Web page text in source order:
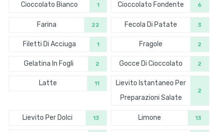
Cioccolato Bianco 1 Cioccolato Fondente 6
Farina 22 Fecola Di Patate 3
Filetti Di Acciuga 1 Fragole 2
Gelatina In Fogli 2 Gocce Di Cioccolato 2
Latte 11
Lievito Istantaneo Per
Preparazioni Salate
2
Lievito Per Dolci 13 Limone 13